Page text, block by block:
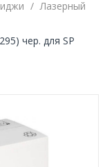
Лазерный
чер. для SP